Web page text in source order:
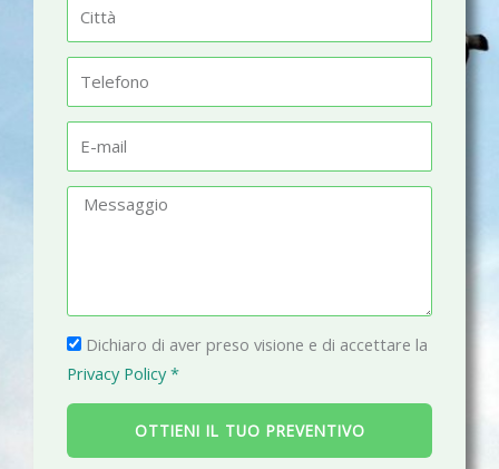
t
à
l
fm
a
g
g
i
P
r
i
a
Dichiaro di aver preso visione e di accettare la
Privacy Policy *
OTTIENI IL TUO PREVENTIVO